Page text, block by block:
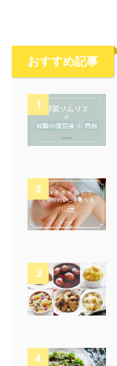
おすすめ記事
1
2
3
4